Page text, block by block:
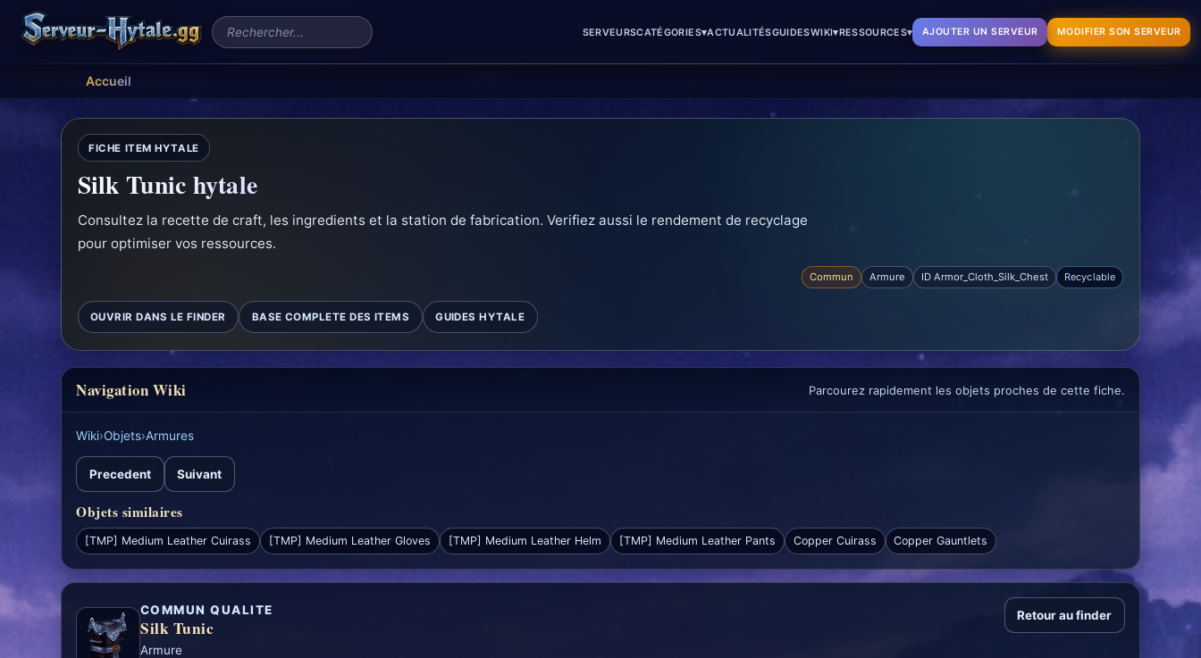
Rechercher un serveur SERVEURSCATÉGORIES▾ACTUALITÉSGUIDESWIKI▾RESSOURCES▾ AJOUTER UN SERVEUR MODIFIER SON SERVEUR
Accueil
FICHE ITEM HYTALE
Silk Tunic hytale
Consultez la recette de craft, les ingredients et la station de fabrication. Verifiez aussi le rendement de recyclage
pour optimiser vos ressources.
Commun Armure ID Armor_Cloth_Silk_Chest Recyclable
OUVRIR DANS LE FINDER BASE COMPLETE DES ITEMS GUIDES HYTALE
Navigation Wiki Parcourez rapidement les objets proches de cette fiche.
Wiki›Objets›Armures
Precedent Suivant
Objets similaires
[TMP] Medium Leather Cuirass [TMP] Medium Leather Gloves [TMP] Medium Leather Helm [TMP] Medium Leather Pants Copper Cuirass Copper Gauntlets
COMMUN QUALITE
Silk Tunic
Armure
Retour au finder